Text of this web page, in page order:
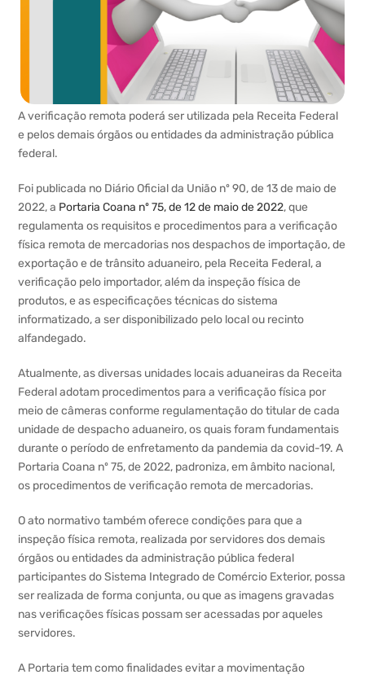
A verificação remota poderá ser utilizada pela Receita Federal
e pelos demais órgãos ou entidades da administração pública
federal.
Foi publicada no Diário Oficial da União nº 90, de 13 de maio de
2022, a Portaria Coana nº 75, de 12 de maio de 2022, que
regulamenta os requisitos e procedimentos para a verificação
física remota de mercadorias nos despachos de importação, de
exportação e de trânsito aduaneiro, pela Receita Federal, a
verificação pelo importador, além da inspeção física de
produtos, e as especificações técnicas do sistema
informatizado, a ser disponibilizado pelo local ou recinto
alfandegado.
Atualmente, as diversas unidades locais aduaneiras da Receita
Federal adotam procedimentos para a verificação física por
meio de câmeras conforme regulamentação do titular de cada
unidade de despacho aduaneiro, os quais foram fundamentais
durante o período de enfretamento da pandemia da covid-19. A
Portaria Coana nº 75, de 2022, padroniza, em âmbito nacional,
os procedimentos de verificação remota de mercadorias.
O ato normativo também oferece condições para que a
inspeção física remota, realizada por servidores dos demais
órgãos ou entidades da administração pública federal
participantes do Sistema Integrado de Comércio Exterior, possa
ser realizada de forma conjunta, ou que as imagens gravadas
nas verificações físicas possam ser acessadas por aqueles
servidores.
A Portaria tem como finalidades evitar a movimentação